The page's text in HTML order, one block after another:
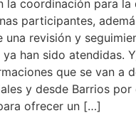
la coordinación para la
participantes,
una revisión y
han sido atendidas.
que se van a
y desde Barrios
ofrecer un […]